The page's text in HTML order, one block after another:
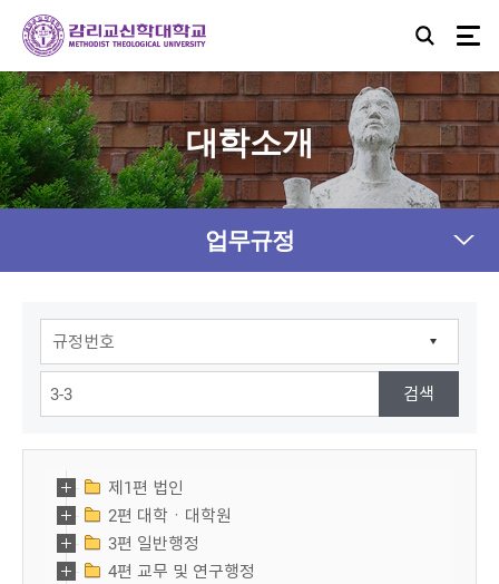
대학소개
업무규정
제1편 법인
2편 대학ㆍ대학원
3편 일반행정
4편 교무 및 연구행정